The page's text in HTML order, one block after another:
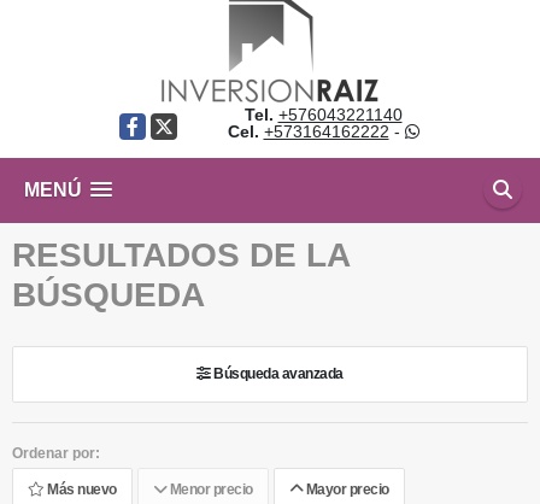
Facebook
X
Tel. +576043221140
Cel. +573164162222 -
MENÚ
RESULTADOS DE LA
BÚSQUEDA
Búsqueda avanzada
Ordenar por:
Más nuevo Menor precio Mayor precio